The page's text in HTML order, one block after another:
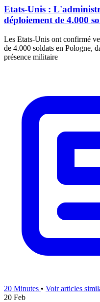
Etats-Unis :
déploiement de 4.000
Les Etats-Unis ont confirmé
de 4.000 soldats en Pologne,
présence militaire
20 Minutes • Voir articles
20 Feb